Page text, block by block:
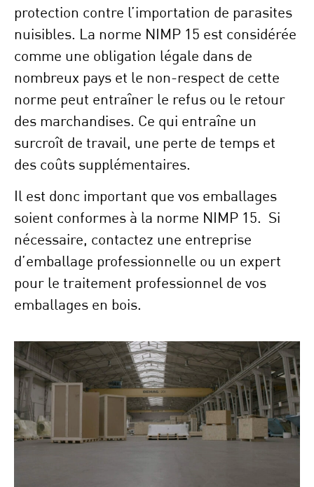
protection contre l’importation de parasites
nuisibles. La norme NIMP 15 est considérée
comme une obligation légale dans de
nombreux pays et le non-respect de cette
norme peut entraîner le refus ou le retour
des marchandises. Ce qui entraîne un
surcroît de travail, une perte de temps et
des coûts supplémentaires.
Il est donc important que vos emballages
soient conformes à la norme NIMP 15. Si
nécessaire, contactez une entreprise
d’emballage professionnelle ou un expert
pour le traitement professionnel de vos
emballages en bois.